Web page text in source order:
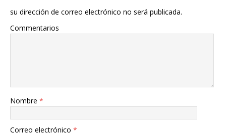
su dirección de correo electrónico no será publicada.
Commentarios
Nombre *
Correo electrónico *